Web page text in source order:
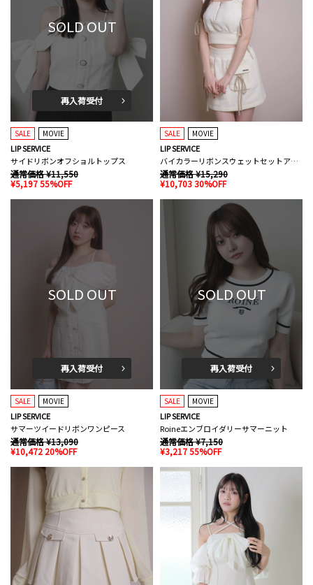
SOLD OUT
再入荷受付
SALE MOVIE
LIP SERVICE
サイドリボンオフショルトップス
通常価格 ¥11,550
¥5,197 55%OFF
SALE MOVIE
LIP SERVICE
バイカラーリボンスウェットセットアップ
通常価格 ¥15,290
¥10,703 30%OFF
SOLD OUT
再入荷受付
SALE MOVIE
LIP SERVICE
サマーツイードリボンワンピース
通常価格 ¥13,090
¥10,472 20%OFF
SOLD OUT
再入荷受付
SALE MOVIE
LIP SERVICE
Roineエンブロイダリーサマーニット
通常価格 ¥7,150
¥3,217 55%OFF